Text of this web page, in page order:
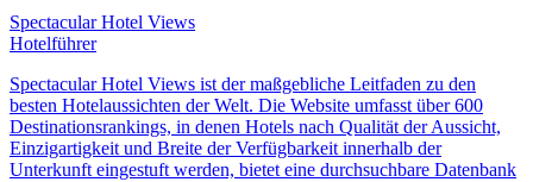
Spectacular Hotel Views
Hotelführer
Spectacular Hotel Views ist der maßgebliche Leitfaden zu den
besten Hotelaussichten der Welt. Die Website umfasst über 600
Destinationsrankings, in denen Hotels nach Qualität der Aussicht,
Einzigartigkeit und Breite der Verfügbarkeit innerhalb der
Unterkunft eingestuft werden, bietet eine durchsuchbare Datenbank